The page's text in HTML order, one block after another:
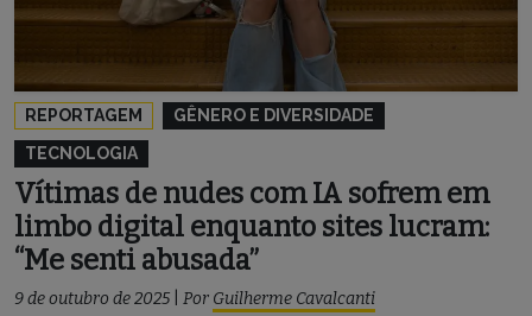
REPORTAGEM
GÊNERO E DIVERSIDADE
TECNOLOGIA
Vítimas de nudes com IA sofrem em
limbo digital enquanto sites lucram:
“Me senti abusada”
9 de outubro de 2025 Por Guilherme Cavalcanti